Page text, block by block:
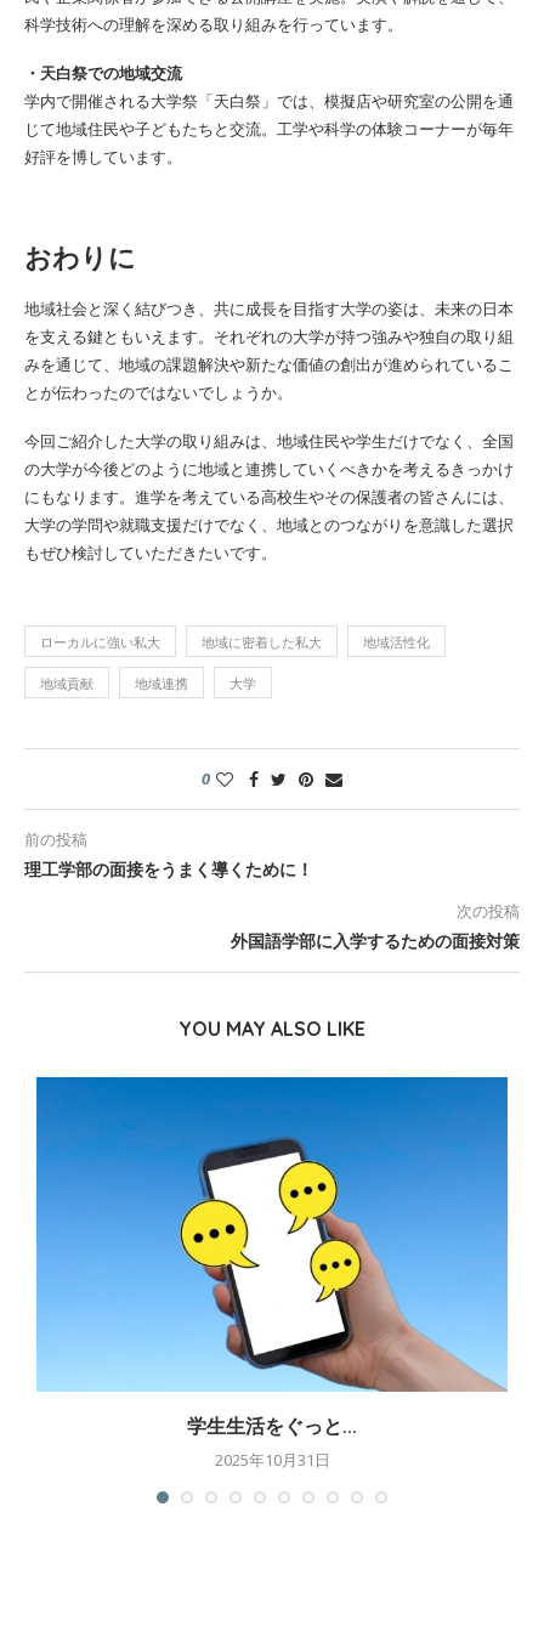
科学技術への理解を深める取り組みを行っています。
・天白祭での地域交流
学内で開催される大学祭「天白祭」では、模擬店や研究室の公開を通
じて地域住民や子どもたちと交流。工学や科学の体験コーナーが毎年
好評を博しています。
おわりに
地域社会と深く結びつき、共に成長を目指す大学の姿は、未来の日本
を支える鍵ともいえます。それぞれの大学が持つ強みや独自の取り組
みを通じて、地域の課題解決や新たな価値の創出が進められているこ
とが伝わったのではないでしょうか。
今回ご紹介した大学の取り組みは、地域住民や学生だけでなく、全国
の大学が今後どのように地域と連携していくべきかを考えるきっかけ
にもなります。進学を考えている高校生やその保護者の皆さんには、
大学の学問や就職支援だけでなく、地域とのつながりを意識した選択
もぜひ検討していただきたいです。
ローカルに強い私大 地域に密着した私大 地域活性化
地域貢献 地域連携 大学
0
前の投稿
理工学部の面接をうまく導くために！
次の投稿
外国語学部に入学するための面接対策
YOU MAY ALSO LIKE
学生生活をぐっと...
2025年10月31日